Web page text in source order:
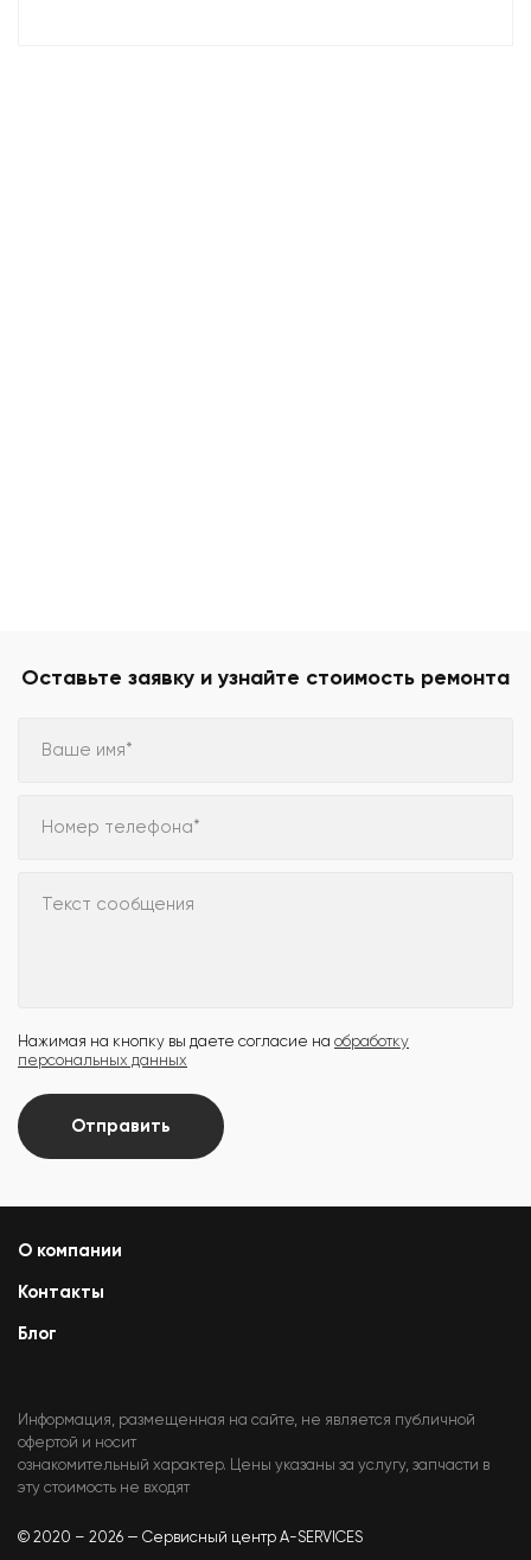
Оставьте заявку и узнайте стоимость ремонта
Ваше имя*
Номер телефона*
Текст сообщения
Нажимая на кнопку вы даете согласие на обработку
персональных данных
Отправить
О компании
Контакты
Блог
Информация, размещенная на сайте, не является публичной
офертой и носит
ознакомительный характер. Цены указаны за услугу, запчасти в
эту стоимость не входят
© 2020 – 2026 — Сервисный центр A-SERVICES